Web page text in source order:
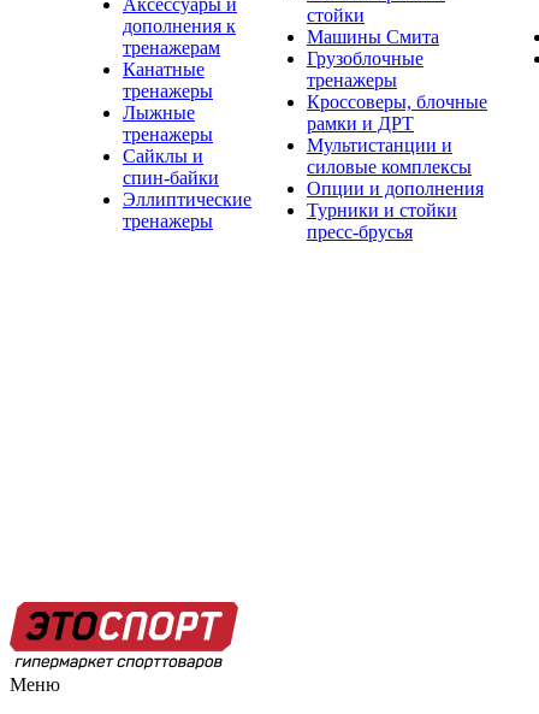
Аксессуары и
дополнения к
тренажерам
Канатные
тренажеры
Лыжные
тренажеры
Сайклы и
спин-байки
Эллиптические
тренажеры
стойки
Машины Смита
Грузоблочные
тренажеры
Кроссоверы, блочные
рамки и ДРТ
Мультистанции и
силовые комплексы
Опции и дополнения
Турники и стойки
пресс-брусья
Меню